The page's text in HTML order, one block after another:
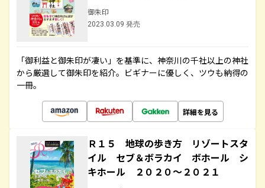
御朱印
2023.03.09 発売
「御利益と御朱印が凄い」を基準に、神奈川の千社以上の神社
から厳選して御朱印を紹介。ビギナーに優しく、ツウも納得の
一冊。
詳細を見る
Ｒ１５ 地球の歩き方 リゾートスタ
イル セブ＆ボラカイ ボホール シ
キホール ２０２０～２０２１